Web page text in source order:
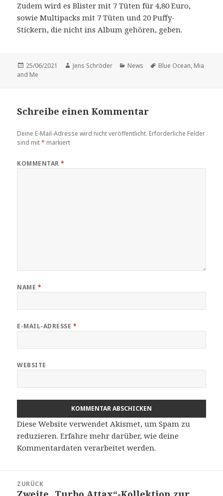
Zudem wird es Blister mit 7 Tüten für 4,80 Euro,
sowie Multipacks mit 7 Tüten und 20 Puffy-
Stickern, die nicht ins Album gehören, geben.
Veröffentlicht
am
25/06/2021 Autor
Jens Schröder Kategorien
News Schlagwörter
Blue Ocean, Mia
and Me
Schreibe einen Kommentar
Deine E-Mail-Adresse wird nicht veröffentlicht. Erforderliche Felder
sind mit* markiert
KOMMENTAR*
NAME *
E-MAIL-ADRESSE *
WEBSITE
Diese Website verwendet Akismet, um Spam zu
reduzieren.Erfahre mehr darüber, wie deine
Kommentardaten verarbeitet werden.
ZURÜCK